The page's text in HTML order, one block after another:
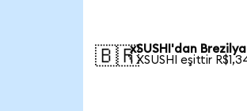
🇧🇷xSUSHI'dan
1 XSUSHI eşittir